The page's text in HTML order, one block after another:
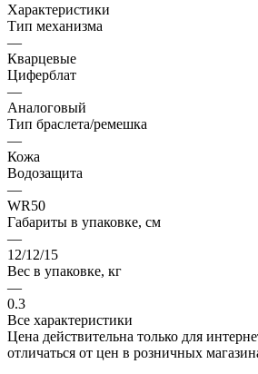
Характеристики
Тип механизма
—
Кварцевые
Циферблат
—
Аналоговый
Тип браслета/ремешка
—
Кожа
Водозащита
—
WR50
Габариты в упаковке, см
—
12/12/15
Вес в упаковке, кг
—
0.3
Все характеристики
Цена действительна только для
отличаться от цен в розничных